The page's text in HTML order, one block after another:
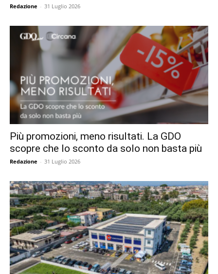
Redazione - 31 Luglio 2026
Più promozioni, meno risultati. La GDO
scopre che lo sconto da solo non basta più
Redazione - 31 Luglio 2026